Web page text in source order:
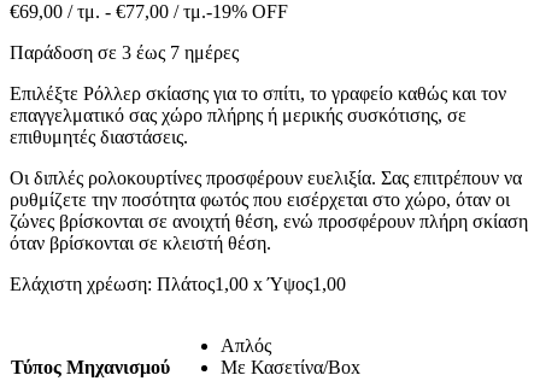
€69,00 / τμ. - €77,00 / τμ.-19% OFF
Παράδοση σε 3 έως 7 ημέρες
Επιλέξτε Ρόλλερ σκίασης για το σπίτι, το γραφείο καθώς και τον
επαγγελματικό σας χώρο πλήρης ή μερικής συσκότισης, σε
επιθυμητές διαστάσεις.
Οι διπλές ρολοκουρτίνες προσφέρουν ευελιξία. Σας επιτρέπουν να
ρυθμίζετε την ποσότητα φωτός που εισέρχεται στο χώρο, όταν οι
ζώνες βρίσκονται σε ανοιχτή θέση, ενώ προσφέρουν πλήρη σκίαση
όταν βρίσκονται σε κλειστή θέση.
Ελάχιστη χρέωση: Πλάτος1,00 x Ύψος1,00
Τύπος Μηχανισμού
Απλός
Με Κασετίνα/Box